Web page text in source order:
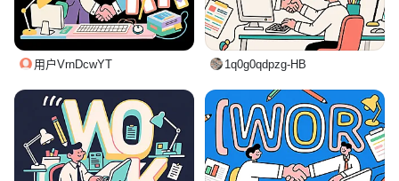
用户VrnDcwYT 1q0g0qdpzg-HB